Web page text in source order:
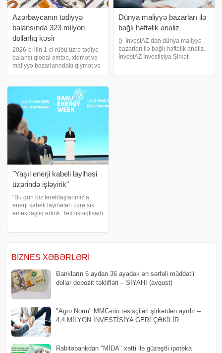
Azərbaycanın tədiyyə
balansında 323 milyon
dollarlıq kəsir
2026-cı ilin 1-ci rübü üzrə tədiyə
balansı qlobal əmtəə, xidmət və
maliyyə bazarlarındakı qiymət və
Bu dövrdə cari əməliyyatlar
balansında 1.7 mlrd. dollar
həcmində profisi
Dünya maliyyə bazarları ilə
bağlı həftəlik analiz
() İnvestAZ-dan dünya maliyyə
bazarları ilə bağlı həftəlik analiz.
İnvestAZ İnvestisiya Şirkəti
"Yaşıl enerji kabeli layihəsi
üzərində işləyirik"
"Bu gün biz tərəfdaşlarımızla
enerji kabeli layihələri üzrə sıx
əməkdaşlıq edirik. Texniki-iqtisadi
Azərbaycanı Gürcüstan
BIZNES XƏBƏRLƏRI
Bankların 6 aydan 36 ayadək ən sərfəli müddətli
dollar depozit təklifləri – SİYAHI (avqust)
"Agro Norm" MMC-nin təsisçiləri şirkətdən ayrılır –
4,4 MİLYON İNVESTİSİYA GERİ ÇƏKİLİR
Rabitəbankdan "MİDA" xətti ilə güzəştli ipoteka